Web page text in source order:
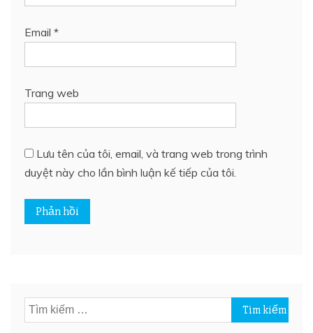
Email *
Trang web
Lưu tên của tôi, email, và trang web trong trình
duyệt này cho lần bình luận kế tiếp của tôi.
Tìm
kiếm